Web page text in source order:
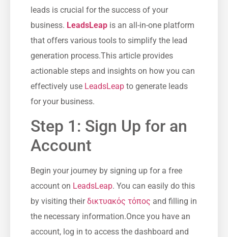
leads is crucial for the success of your
business. LeadsLeap is an all-in-one platform
that offers various tools to simplify the lead​
generation process.This article provides
actionable steps and insights on⁣ how you can
effectively use LeadsLeap ⁢ to ‌generate leads
for ‌your business.
Step 1: Sign Up for an
Account
Begin your journey by‍ signing​ up for a free
account on LeadsLeap. You⁤ can easily do this
by visiting theirδικτυακός τόπος and filling in
the necessary ⁢information.Once you have an
account, log in to access the dashboard and